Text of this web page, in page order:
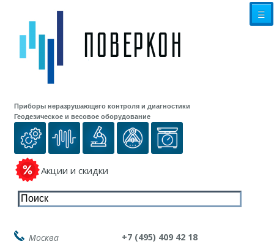
Приборы неразрушающего контроля и диагностики
Геодезическое и весовое оборудование
Акции и скидки
☰
Москва
+7 (495) 409 42 18